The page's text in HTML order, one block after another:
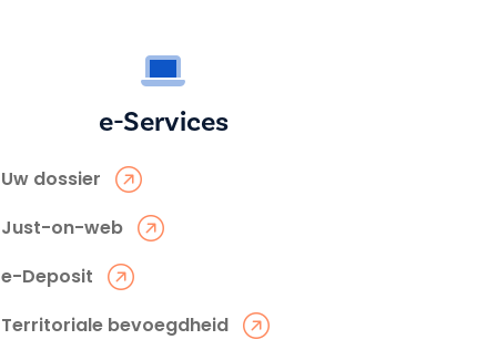
e-Services
Uw dossier
Just-on-web
e-Deposit
Territoriale bevoegdheid